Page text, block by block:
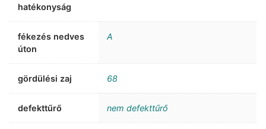
hatékonyság
fékezés nedves
úton
A
gördülési zaj 68
defekttűrő nem defekttűrő